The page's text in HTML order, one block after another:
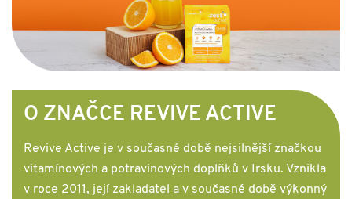
O ZNAČCE REVIVE ACTIVE
Revive Active je v současné době nejsilnější značkou
vitamínových a potravinových doplňků v Irsku. Vznikla
v roce 2011, její zakladatel a v současné době výkonný